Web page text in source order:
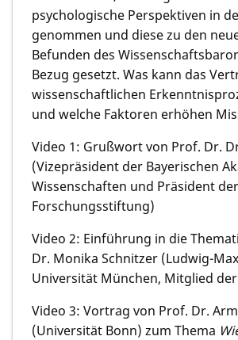
psychologische Perspektiven in
genommen und diese zu den
Befunden des
Bezug gesetzt. Was kann das
wissenschaftlichen
und welche Faktoren erhöhen
Video 1: Grußwort von Prof. Dr.
(Vizepräsident der Bayerischen
Wissenschaften und Präsident
Forschungsstiftung)
Video 2: Einführung in die
Dr. Monika Schnitzer (Ludwig-
Universität München, Mitglied der
Video 3: Vortrag von Prof. Dr.
(Universität Bonn) zum Thema